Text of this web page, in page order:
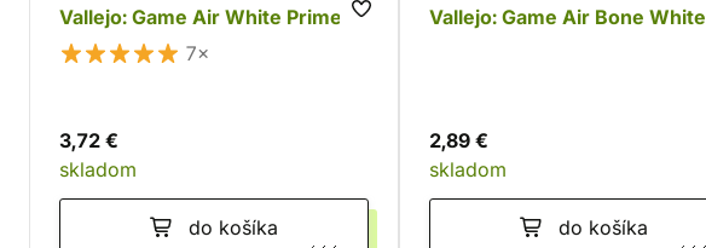
Vallejo: Game Air White Primer
7×
3,72 €
skladom
do košíka
Vallejo: Game Air Bone White
2,89 €
skladom
do košíka